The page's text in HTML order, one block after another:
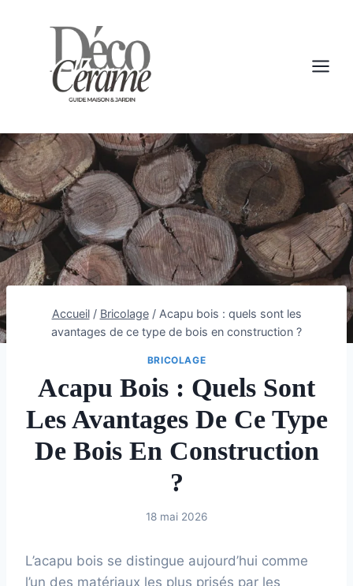
Accueil / Bricolage / Acapu bois : quels sont les
avantages de ce type de bois en construction ?
BRICOLAGE
Acapu Bois : Quels Sont
Les Avantages De Ce Type
De Bois En Construction
?
18 mai 2026
L’acapu bois se distingue aujourd’hui comme
l’un des matériaux les plus prisés par les